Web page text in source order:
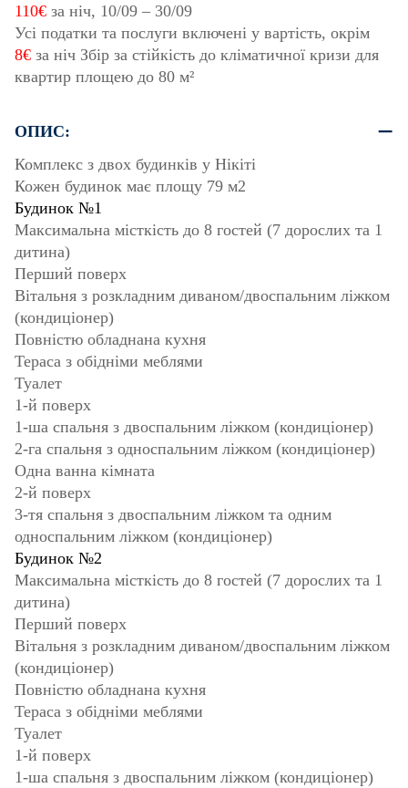
110€ за ніч, 10/09 – 30/09
Усі податки та послуги включені у вартість, окрім
8€ за ніч Збір за стійкість до кліматичної кризи для
квартир площею до 80 м²
ОПИС:
Комплекс з двох будинків у Нікіті
Кожен будинок має площу 79 м2
Будинок №1
Максимальна місткість до 8 гостей (7 дорослих та 1
дитина)
Перший поверх
Вітальня з розкладним диваном/двоспальним ліжком
(кондиціонер)
Повністю обладнана кухня
Тераса з обідніми меблями
Туалет
1-й поверх
1-ша спальня з двоспальним ліжком (кондиціонер)
2-га спальня з односпальним ліжком (кондиціонер)
Одна ванна кімната
2-й поверх
3-тя спальня з двоспальним ліжком та одним
односпальним ліжком (кондиціонер)
Будинок №2
Максимальна місткість до 8 гостей (7 дорослих та 1
дитина)
Перший поверх
Вітальня з розкладним диваном/двоспальним ліжком
(кондиціонер)
Повністю обладнана кухня
Тераса з обідніми меблями
Туалет
1-й поверх
1-ша спальня з двоспальним ліжком (кондиціонер)